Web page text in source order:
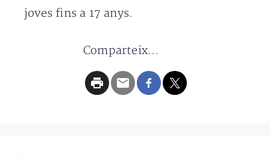
joves fins a 17 anys.
Comparteix...